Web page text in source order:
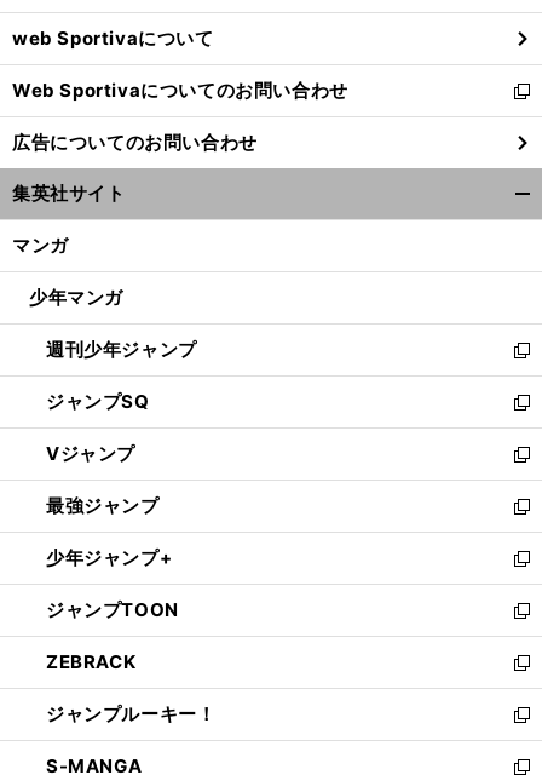
ウ
で
開
く
web Sportivaについて
Web Sportivaについてのお問い合わせ
新
し
い
ウ
ィ
ン
ウ
開
く
広告についてのお問い合わせ
集英社サイト
マンガ
少年マンガ
週刊少年ジャンプ
新
し
い
ウ
ィ
ン
ド
ウ
で
開
く
ジャンプSQ
新
し
い
ウ
ィ
ン
ド
ウ
で
開
く
Vジャンプ
新
し
い
ウ
ィ
ン
ド
ウ
で
開
く
最強ジャンプ
新
し
い
ウ
ィ
ン
ド
ウ
で
開
く
少年ジャンプ+
新
し
い
ウ
ィ
ン
ド
ウ
で
ジャンプTOON
新
し
い
ウ
ィ
ン
ド
ZEBRACK
新
し
い
ウ
ィ
ジャンプルーキー！
新
し
い
S-MANGA